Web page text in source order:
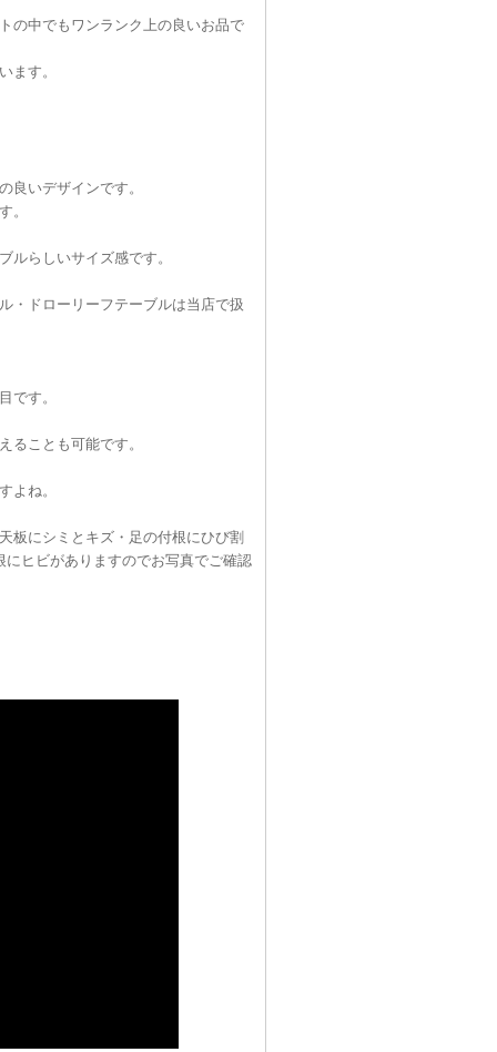
の中でもワンランク上の良いお品で
ます。
良いデザインです。
。
ルらしいサイズ感です。
・ドローリーフテーブルは当店で扱
です。
ることも可能です。
よね。
板にシミとキズ・足の付根にひび割
ヒビがありますのでお写真でご確認